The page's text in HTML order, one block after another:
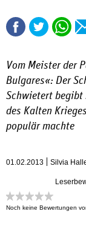
Vom Meister der
Bulgares«: Der
Schwietert begibt
des Kalten
populär machte
01.02.2013 Silvia
Noch keine Bewertungen